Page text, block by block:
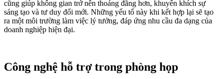
cũng giúp không gian trở nên thoáng đãng hơn, khuyến khích sự
sáng tạo và tư duy đổi mới. Những yếu tố này khi kết hợp lại sẽ tạo
ra một môi trường làm việc lý tưởng, đáp ứng nhu cầu đa dạng của
doanh nghiệp hiện đại.
Công nghệ hỗ trợ trong phòng họp